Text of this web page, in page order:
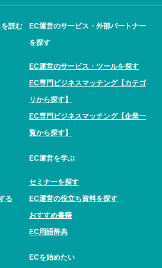
読む
る
EC運営のサービス・外部パートナー
を探す
EC運営のサービス・ツールを探す
EC専門ビジネスマッチング【カテゴ
リから探す】
EC専門ビジネスマッチング【企業一
覧から探す】
EC運営を学ぶ
セミナーを探す
EC運営の役立ち資料を探す
おすすめ書籍
EC用語辞典
ECを始めたい